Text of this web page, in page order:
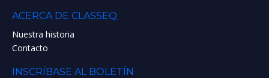
ACERCA DE CLASSEQ
Nuestra historia
Contacto
INSCRÍBASE AL BOLETÍN